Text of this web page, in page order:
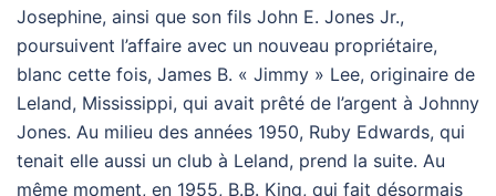
Josephine, ainsi que son fils John E. Jones Jr.,
poursuivent l’affaire avec un nouveau propriétaire,
blanc cette fois, James B. « Jimmy » Lee, originaire de
Leland, Mississippi, qui avait prêté de l’argent à Johnny
Jones. Au milieu des années 1950, Ruby Edwards, qui
tenait elle aussi un club à Leland, prend la suite. Au
même moment, en 1955, B.B. King, qui fait désormais